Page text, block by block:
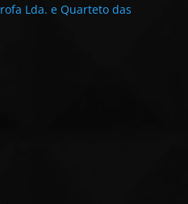
Lda. e Quarteto das